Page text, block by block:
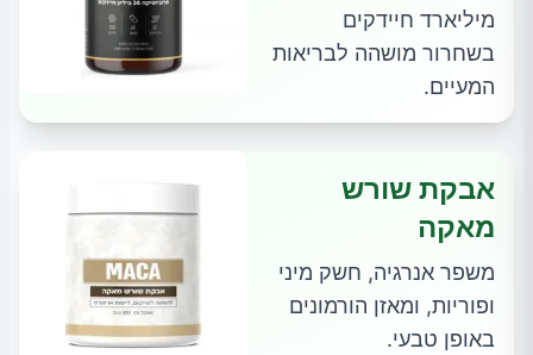
מיליארד חיידקים
בשחרור מושהה לבריאות
המעיים.
אבקת שורש
מאקה
משפר אנרגיה, חשק מיני
ופוריות, ומאזן הורמונים
באופן טבעי.